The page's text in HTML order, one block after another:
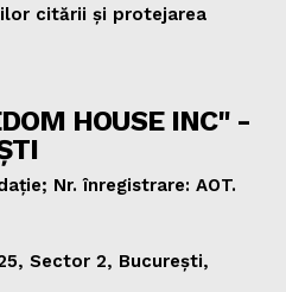
citării și protejarea
HOUSE INC" -
Nr. înregistrare: AOT.
Sector 2, București,